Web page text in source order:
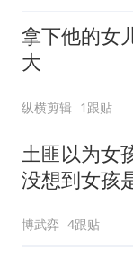
拿下他的女
大
纵横剪辑 1跟贴
土匪以为女
没想到女孩
博武弈 4跟贴